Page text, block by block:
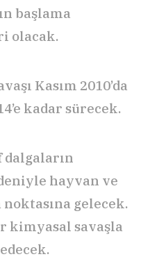
başlama
olacak.
Kasım 2010’da
kadar sürecek.
dalgaların
hayvan ve
gelecek.
kimyasal savaşla